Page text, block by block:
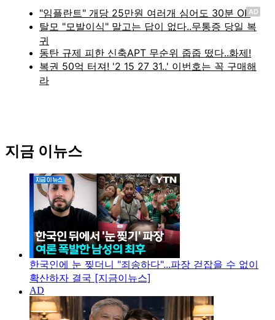
AD
지금 이뉴스
한국인에 눈 찢더니 "죄송하다"...파장 걷잡을 수 없이
확산하자 결국 [지금이뉴스]